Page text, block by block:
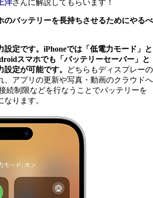
洋さんに解説してもらいます！
バッテリーを長持ちさせるためにやるべ
設定です。iPhoneでは「低電力モード」と
スマホでも「バッテリーセーバー」と
定が可能です。
どちらもディスプレーの
、アプリの更新や写真・動画のクラウドへ
続制限などを行なうことでバッテリーを
ります。